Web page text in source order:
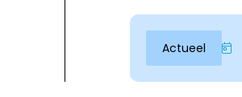
Actueel